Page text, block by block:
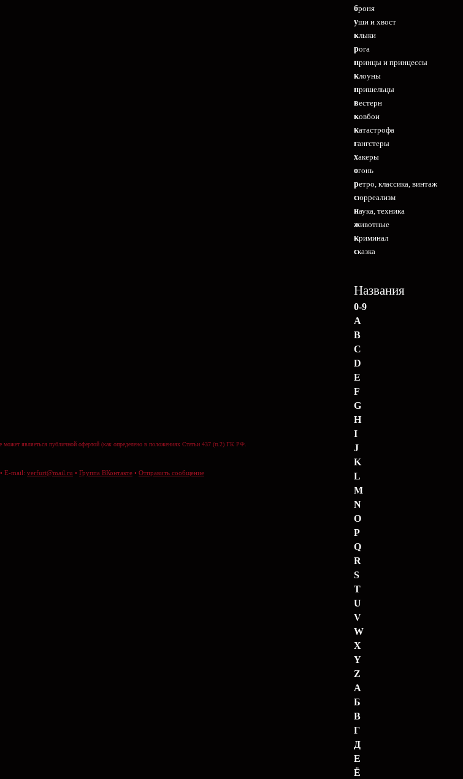
броня
уши и хвост
клыки
рога
принцы и принцессы
клоуны
пришельцы
вестерн
ковбои
катастрофа
гангстеры
хакеры
огонь
ретро, классика, винтаж
сюрреализм
наука, техника
животные
криминал
сказка
Названия
0-9
A
B
C
D
E
F
G
H
I
J
K
L
M
N
O
P
Q
R
S
T
U
V
W
X
Y
Z
А
Б
В
Г
Д
Е
Ё
может являеться публичной офертой (как определено в положениях Статьи 437 (п.2) ГК РФ.
E-mail: verfurt@mail.ru • Группа ВКонтакте • Отправить сообщение